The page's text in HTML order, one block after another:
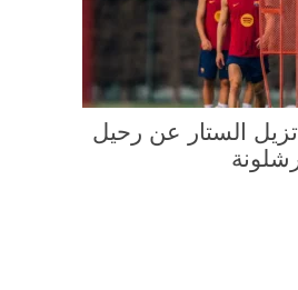
تزيل الستار عن رحيل